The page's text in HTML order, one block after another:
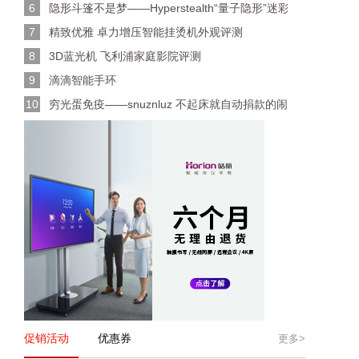
6
隐形斗篷不是梦——Hyperstealth“量子隐形”迷彩布料
7
精致优雅 卓力增压智能挂烫机外观评测
8
3D蓝光机 飞利浦家庭影院评测
9
滴滴智能手环
10
穷光蛋免疫——snuznluz 不起床就自动捐款的闹钟
促销活动 优惠券 更多>